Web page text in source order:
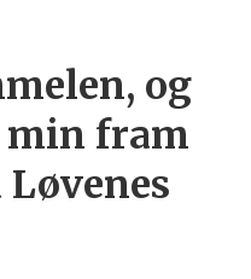
og
min fram